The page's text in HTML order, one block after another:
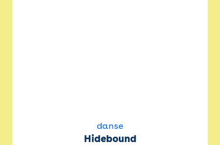
danse
Hidebound